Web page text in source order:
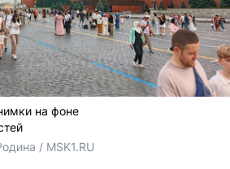
на фоне
/ MSK1.RU